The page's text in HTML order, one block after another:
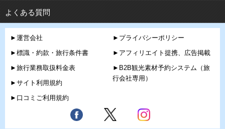
よくある質問
►運営会社
►標識・約款・旅行条件書
►旅行業務取扱料金表
►サイト利用規約
►口コミご利用規約
►プライバシーポリシー
►アフィリエイト提携、広告掲載
►B2B観光素材予約システム（旅
行会社専用）